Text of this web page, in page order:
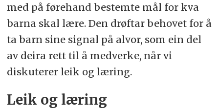
med på førehand bestemte mål for kva
barna skal lære. Den drøftar behovet for å
ta barn sine signal på alvor, som ein del
av deira rett til å medverke, når vi
diskuterer leik og læring.
Leik og læring